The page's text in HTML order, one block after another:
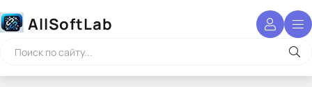
AllSoftLab